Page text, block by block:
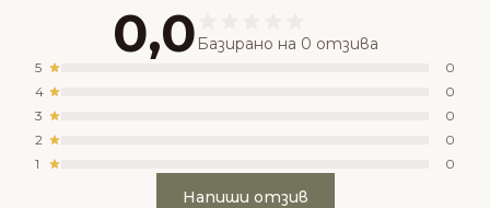
0,0 Базирано на 0 отзива
5
0
4
0
3
0
2
0
1
0
Напиши отзив